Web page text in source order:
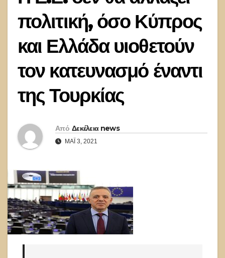
πολιτική, όσο Κύπρος
και Ελλάδα υιοθετούν
τον κατευνασμό έναντι
της Τουρκίας
Από Δεκέλεια news
ΜΆΙ 3, 2021